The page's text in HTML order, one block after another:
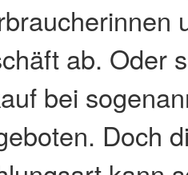
ab. Oder
bei
Doch